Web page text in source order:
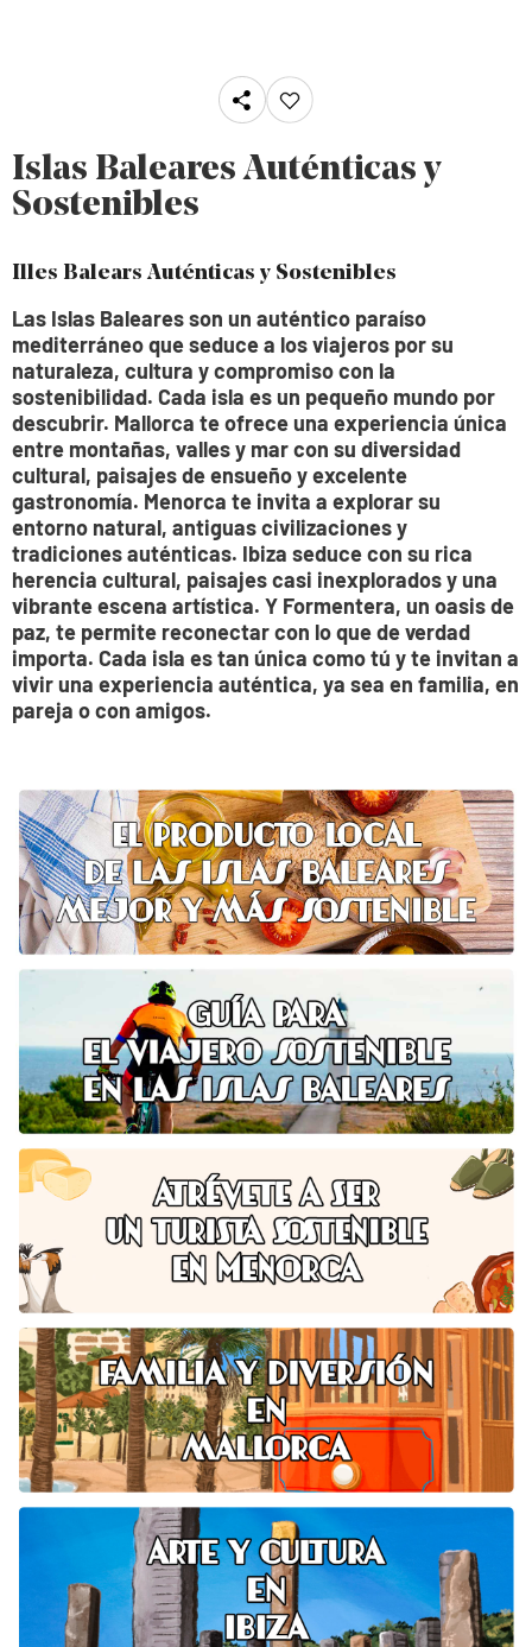
Islas Baleares Auténticas y
Sostenibles
Illes Balears Auténticas y Sostenibles
Las Islas Baleares son un auténtico paraíso
mediterráneo que seduce a los viajeros por su
naturaleza, cultura y compromiso con la
sostenibilidad. Cada isla es un pequeño mundo por
descubrir. Mallorca te ofrece una experiencia única
entre montañas, valles y mar con su diversidad
cultural, paisajes de ensueño y excelente
gastronomía. Menorca te invita a explorar su
entorno natural, antiguas civilizaciones y
tradiciones auténticas. Ibiza seduce con su rica
herencia cultural, paisajes casi inexplorados y una
vibrante escena artística. Y Formentera, un oasis de
paz, te permite reconectar con lo que de verdad
importa. Cada isla es tan única como tú y te invitan a
vivir una experiencia auténtica, ya sea en familia, en
pareja o con amigos.